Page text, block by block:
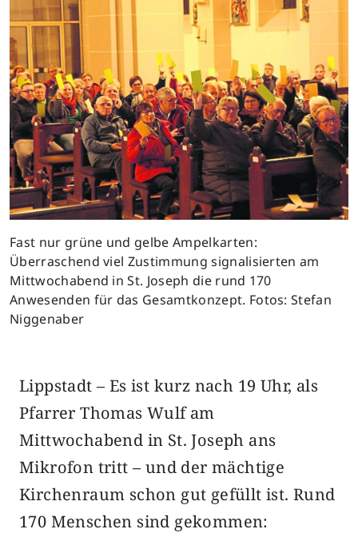
Fast nur grüne und gelbe Ampelkarten:
Überraschend viel Zustimmung signalisierten am
Mittwochabend in St. Joseph die rund 170
Anwesenden für das Gesamtkonzept. Fotos: Stefan
Niggenaber
Previous Next
Lippstadt – Es ist kurz nach 19 Uhr, als
Pfarrer Thomas Wulf am
Mittwochabend in St. Joseph ans
Mikrofon tritt – und der mächtige
Kirchenraum schon gut gefüllt ist. Rund
170 Menschen sind gekommen: